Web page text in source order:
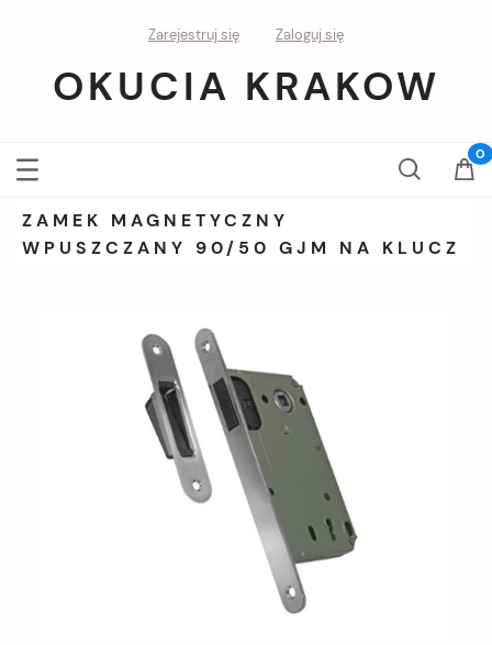
Zarejestruj się Zaloguj się
OKUCIA KRAKOW
ZAMEK MAGNETYCZNY
WPUSZCZANY 90/50 GJM NA KLUCZ